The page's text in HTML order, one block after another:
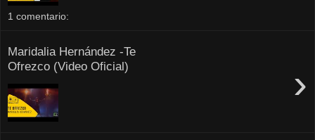
1 comentario:
Maridalia Hernández -Te
Ofrezco (Video Oficial)
›